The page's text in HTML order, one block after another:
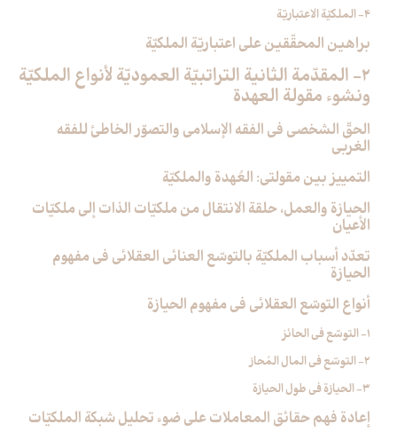
4- الملكيّة الاعتباريّة
براهين المحقّقين على اعتباريّة الملكيّة
2- المقدّمة الثانية التراتبيّة العموديّة لأنواع الملكيّة
ونشوء مقولة العهدة
الحقّ الشخصي في الفقه الإسلامي والتصوّر الخاطئ للفقه
الغربي
التمييز بين مقولتي: العُهدة والملكيّة
الحيازة والعمل، حلقة الانتقال من ملكيّات الذات إلى ملكيّات
الأعيان
تعدّد أسباب الملكيّة بالتوسّع العنائي العقلائي في مفهوم
الحيازة
أنواع التوسّع العقلائي في مفهوم الحيازة
1- التوسّع في الحائز
2- التوسّع في المال المُحاز
3- الحيازة في طول الحيازة
إعادة فهم حقائق المعاملات على ضوء تحليل شبكة الملكيّات